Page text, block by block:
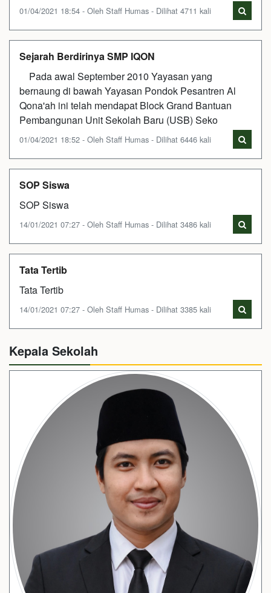
01/04/2021 18:54 - Oleh Staff Humas - Dilihat 4711 kali
Sejarah Berdirinya SMP IQON
Pada awal September 2010 Yayasan yang
bernaung di bawah Yayasan Pondok Pesantren Al
Qona'ah ini telah mendapat Block Grand Bantuan
Pembangunan Unit Sekolah Baru (USB) Seko
01/04/2021 18:52 - Oleh Staff Humas - Dilihat 6446 kali
SOP Siswa
SOP Siswa
14/01/2021 07:27 - Oleh Staff Humas - Dilihat 3486 kali
Tata Tertib
Tata Tertib
14/01/2021 07:27 - Oleh Staff Humas - Dilihat 3385 kali
Kepala Sekolah